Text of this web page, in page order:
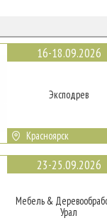
16-18.09.2026
Эксподрев
Красноярск
23-25.09.2026
Мебель &
Урал